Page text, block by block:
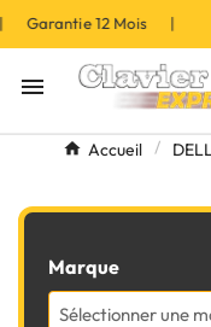
Garantie 12 Mois |

Accueil
Marque
Sélectionner une